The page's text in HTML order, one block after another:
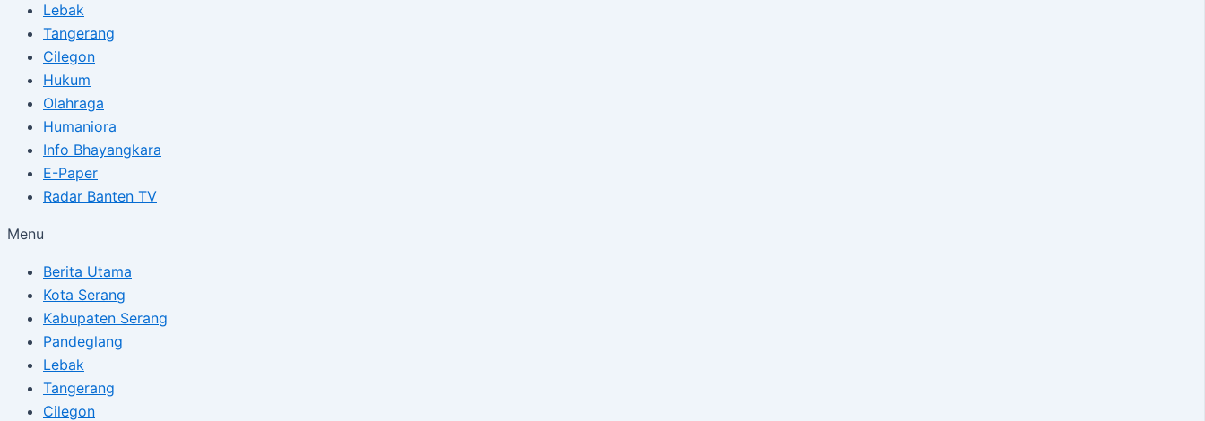
Lebak
Tangerang
Cilegon
Hukum
Olahraga
Humaniora
Info Bhayangkara
E-Paper
Radar Banten TV
Menu
Berita Utama
Kota Serang
Kabupaten Serang
Pandeglang
Lebak
Tangerang
Cilegon